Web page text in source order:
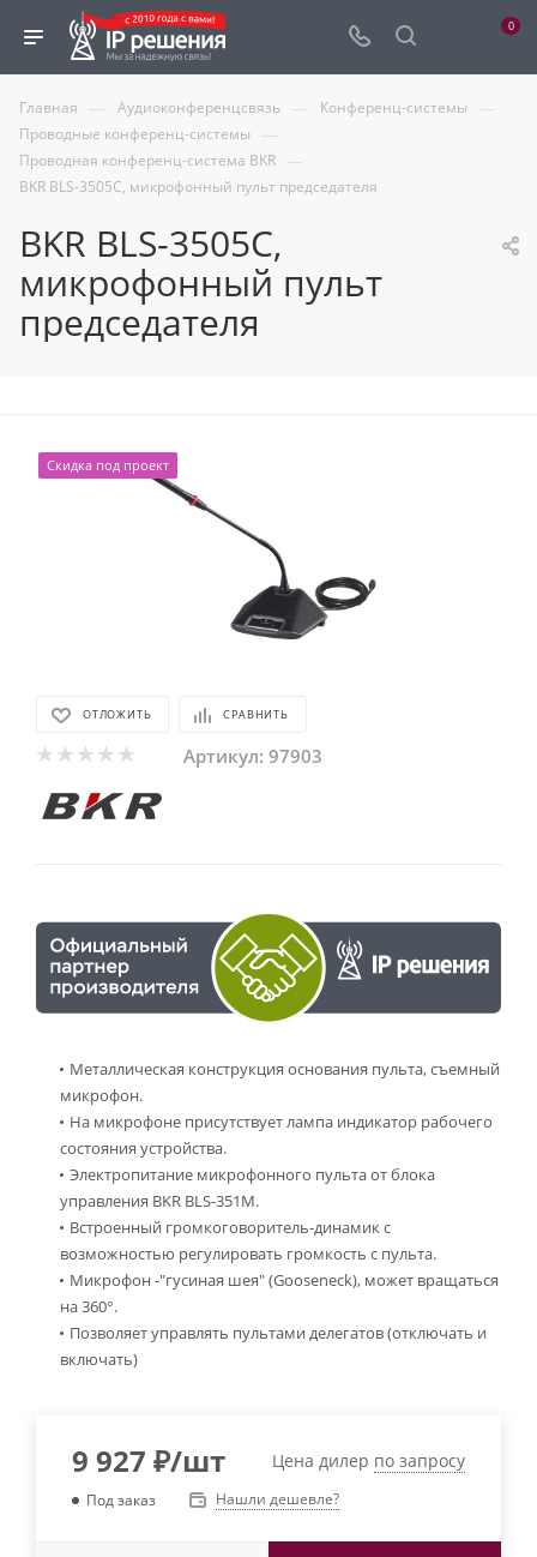
0
Главная — Аудиоконференцсвязь — Конференц-системы —
Проводные конференц-системы —
Проводная конференц-система BKR —
BKR BLS-3505C, микрофонный пульт председателя
BKR BLS-3505C,
микрофонный пульт
председателя
Скидка под проект
ОТЛОЖИТЬ СРАВНИТЬ
Артикул: 97903
Металлическая конструкция основания пульта, съемный
микрофон.
На микрофоне присутствует лампа индикатор рабочего
состояния устройства.
Электропитание микрофонного пульта от блока
управления BKR BLS-351M.
Встроенный громкоговоритель-динамик с
возможностью регулировать громкость с пульта.
Микрофон -"гусиная шея" (Gooseneck), может вращаться
на 360°.
Позволяет управлять пультами делегатов (отключать и
включать)
9 927 ₽/шт Цена дилер по запросу
Под заказ Нашли дешевле?